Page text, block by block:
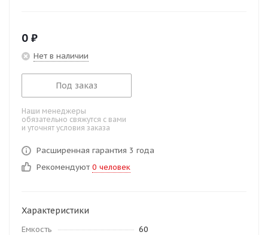
0 ₽
Нет в наличии
Под заказ
Наши менеджеры
обязательно свяжутся с вами
и уточнят условия заказа
Расширенная гарантия 3 года
Рекомендуют 0 человек
Характеристики
Емкость
60